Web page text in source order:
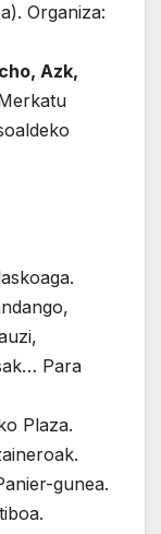
Organiza:
Azk,
Para
Plaza.
gunea.